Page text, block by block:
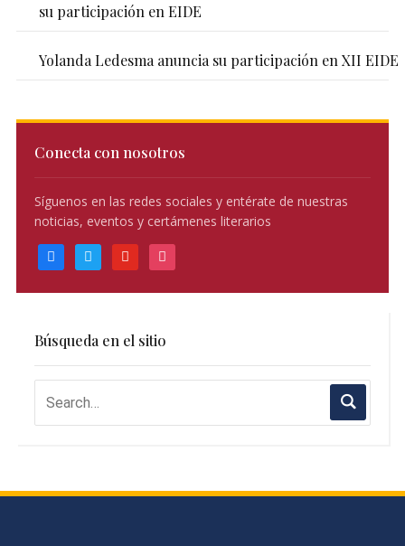
Conecta con nosotros
Síguenos en las redes sociales y entérate de nuestras
noticias, eventos y certámenes literarios
facebooktwitter youtube instagram
Búsqueda en el sitio
su participación en EIDE
Yolanda Ledesma anuncia su participación en XII EIDE